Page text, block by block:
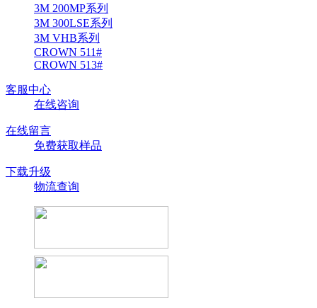
3M 200MP系列
3M 300LSE系列
3M VHB系列
CROWN 511#
CROWN 513#
客服中心
在线咨询
在线留言
免费获取样品
下载升级
物流查询